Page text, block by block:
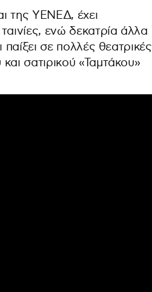
της ΥΕΝΕΔ, έχει
ενώ δεκατρία άλλα
σε πολλές θεατρικές
σατιρικού «Ταμτάκου»